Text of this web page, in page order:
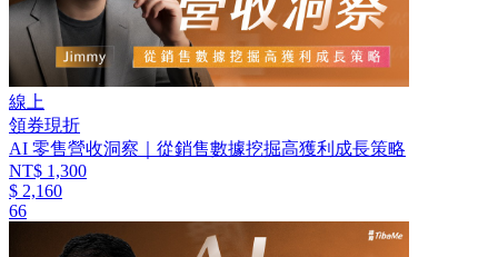
線上
領券現折
AI 零售營收洞察｜從銷售數據挖掘高獲利成長策略
NT$ 1,300
$ 2,160
66